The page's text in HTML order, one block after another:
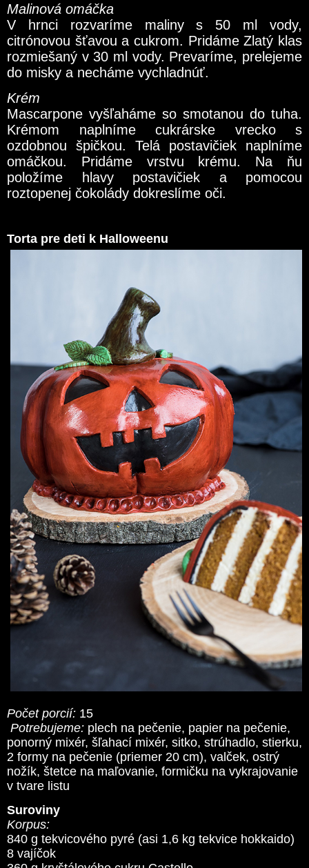
Malinová omáčka
V hrnci rozvaríme maliny s 50 ml vody,
citrónovou šťavou a cukrom. Pridáme Zlatý klas
rozmiešaný v 30 ml vody. Prevaríme, prelejeme
do misky a necháme vychladnúť.
Krém
Mascarpone vyšľaháme so smotanou do tuha.
Krémom naplníme cukrárske vrecko s
ozdobnou špičkou. Telá postavičiek naplníme
omáčkou. Pridáme vrstvu krému. Na ňu
položíme hlavy postavičiek a pomocou
roztopenej čokolády dokreslíme oči.
Torta pre deti k Halloweenu
Počet porcií: 15
Potrebujeme: plech na pečenie, papier na pečenie,
ponorný mixér, šľahací mixér, sitko, strúhadlo, stierku,
2 formy na pečenie (priemer 20 cm), valček, ostrý
nožík, štetce na maľovanie, formičku na vykrajovanie
v tvare listu
Suroviny
Korpus:
840 g tekvicového pyré (asi 1,6 kg tekvice hokkaido)
8 vajíčok